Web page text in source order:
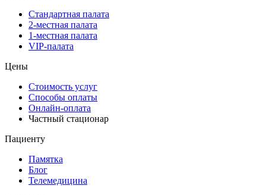
Стандартная палата
2-местная палата
1-местная палата
VIP-палата
Цены
Стоимость услуг
Способы оплаты
Онлайн-оплата
Частный стационар
Пациенту
Памятка
Блог
Телемедицина